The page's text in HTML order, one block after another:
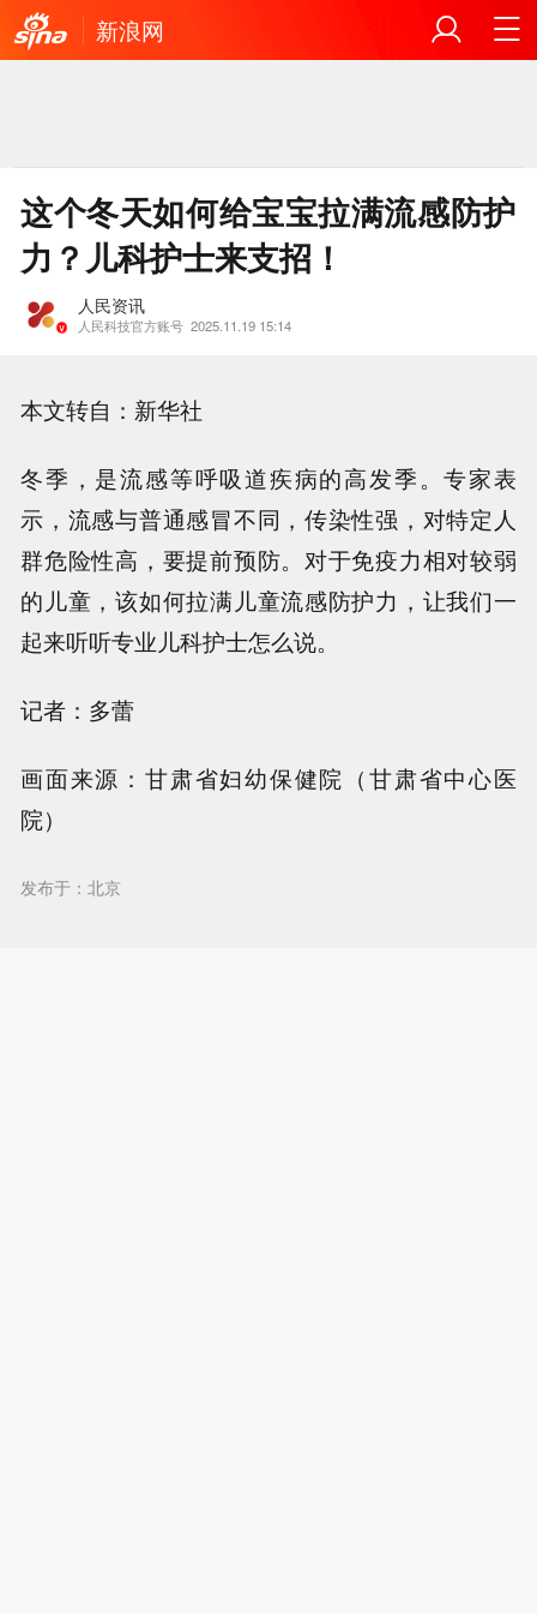
新浪网
这个冬天如何给宝宝拉满流感防护
力？儿科护士来支招！
人民资讯
人民科技官方账号 2025.11.19 15:14
本文转自：新华社
冬季，是流感等呼吸道疾病的高发季。专家表
示，流感与普通感冒不同，传染性强，对特定人
群危险性高，要提前预防。对于免疫力相对较弱
的儿童，该如何拉满儿童流感防护力，让我们一
起来听听专业儿科护士怎么说。
记者：多蕾
画面来源：甘肃省妇幼保健院（甘肃省中心医
院）
发布于：北京